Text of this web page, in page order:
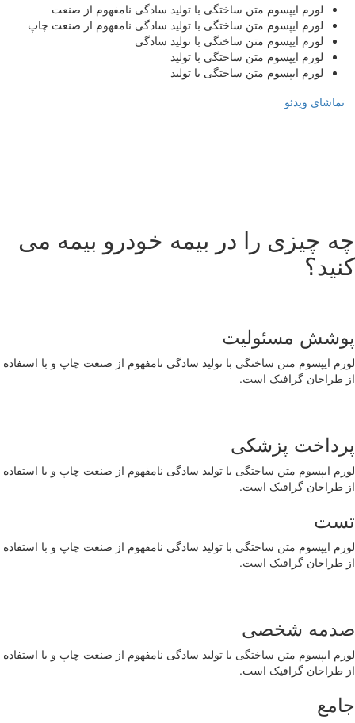
لورم ایپسوم متن ساختگی با تولید سادگی نامفهوم از صنعت
لورم ایپسوم متن ساختگی با تولید سادگی نامفهوم از صنعت چاپ
لورم ایپسوم متن ساختگی با تولید سادگی
لورم ایپسوم متن ساختگی با تولید
لورم ایپسوم متن ساختگی با تولید
تماشای ویدئو
چه چیزی را در بیمه خودرو بیمه می
کنید؟
پوشش مسئولیت
لورم ایپسوم متن ساختگی با تولید سادگی نامفهوم از صنعت چاپ و با استفاده
از طراحان گرافیک است.
پرداخت پزشکی
لورم ایپسوم متن ساختگی با تولید سادگی نامفهوم از صنعت چاپ و با استفاده
از طراحان گرافیک است.
تست
لورم ایپسوم متن ساختگی با تولید سادگی نامفهوم از صنعت چاپ و با استفاده
از طراحان گرافیک است.
صدمه شخصی
لورم ایپسوم متن ساختگی با تولید سادگی نامفهوم از صنعت چاپ و با استفاده
از طراحان گرافیک است.
جامع